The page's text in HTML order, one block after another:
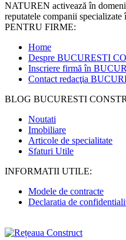
NATUREN activează în
reputatele companii specializate
PENTRU FIRME:
Home
Despre BUCURESTI
Inscriere firmă în
Contact redacţia
BLOG BUCURESTI
Noutati
Imobiliare
Articole de specialitate
Sfaturi Utile
INFORMATII UTILE:
Modele de contracte
Declaratia de